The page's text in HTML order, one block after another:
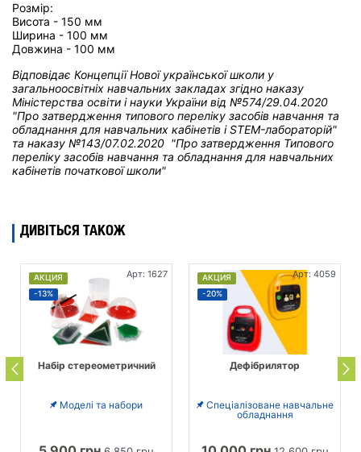
Розмір:
Висота - 150 мм
Ширина - 100 мм
Довжина - 100 мм
Відповідає Концепції Нової української школи у
загальноосвітніх навчальних закладах згідно наказу
Міністерства освіти і науки України від №574/29.04.2020
"Про затвердження типового переліку засобів навчання та
обладнання для навчальних кабінетів і STEM-лабораторій"
та наказу №143/07.02.2020 "Про затвердження Типового
переліку засобів навчання та обладнання для навчальних
кабінетів початкової школи"
ДИВІТЬСЯ ТАКОЖ
АКЦИЯ
-13%
Арт: 1627
Набір стереометричний
Моделі та набори
АКЦИЯ
-20%
Арт: 4059
Дефібрилятор
Спеціалізоване навчальне
обладнання